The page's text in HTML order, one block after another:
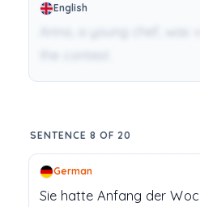
English
SENTENCE 8 OF 20
German
Sie hatte Anfang der